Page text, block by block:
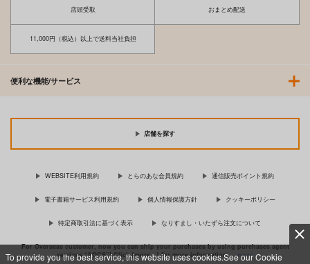
To provide you the best service, this website uses cookies.See our Cookie
店頭受取 おまとめ配送
11,000円（税込）以上で送料当社負担
便利な機能/サービス
店舗を探す
WEBSITE利用規約 とらのあな会員規約 通信販売ポイント規約
電子書籍サービス利用規約 個人情報保護方針 クッキーポリシー
特定商取引法に基づく表示 なりすまし・いたずら注文について
For Overseas customer, now you can ship your purchases by using purchases agent
services “AOCS”! Click {more…} for more information …more